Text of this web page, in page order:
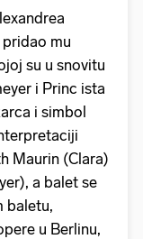
mu
su u snovitu
i Princ ista
i simbol
Maurin (Clara)
a balet se
baletu,
u Berlinu,